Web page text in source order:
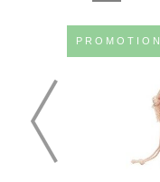
PROMOTION